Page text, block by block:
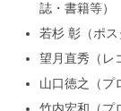
誌・書籍等）
若杉 彰（ポス
望月直秀（レ
山口徳之（プ